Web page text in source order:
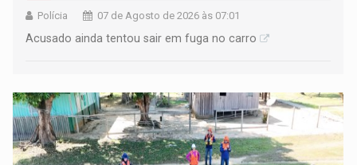
Polícia 07 de Agosto de 2026 às 07:01
Acusado ainda tentou sair em fuga no carro